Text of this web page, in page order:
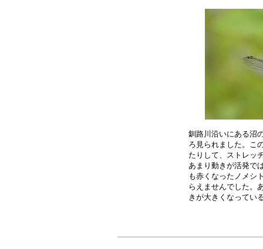
釧路川沿いにある沼
ろ見られました。こ
たりして、ストレッ
あまり動きが活発で
も赤くなったノメシ
らえませんでした。